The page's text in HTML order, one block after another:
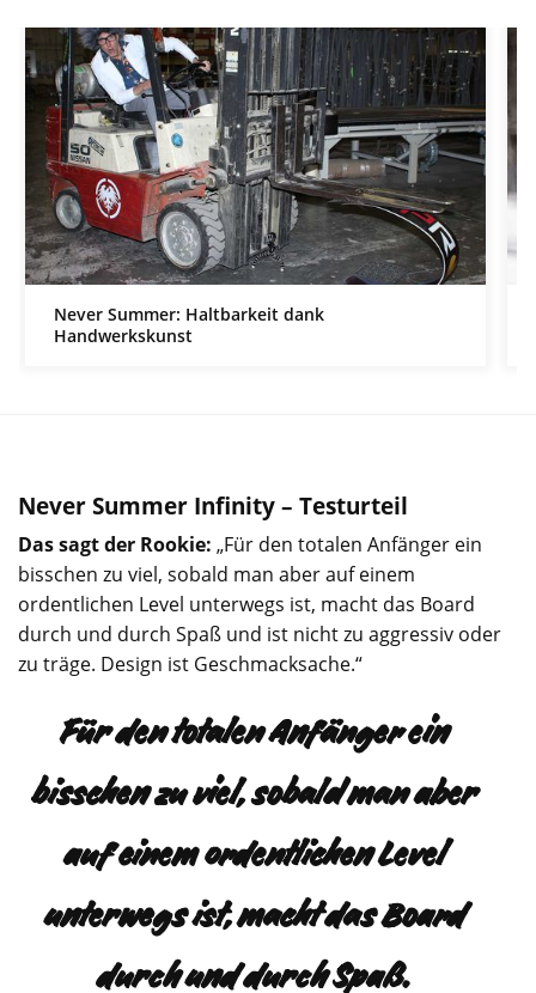
Never Summer: Haltbarkeit dank
Handwerkskunst
Never Summer Infinity – Testurteil
Das sagt der Rookie: „Für den totalen Anfänger ein
bisschen zu viel, sobald man aber auf einem
ordentlichen Level unterwegs ist, macht das Board
durch und durch Spaß und ist nicht zu aggressiv oder
zu träge. Design ist Geschmacksache.“
Für den totalen Anfänger ein
bisschen zu viel, sobald man aber
auf einem ordentlichen Level
unterwegs ist, macht das Board
durch und durch Spaß.